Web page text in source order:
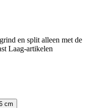
en split alleen met de
Laag-artikelen
cm